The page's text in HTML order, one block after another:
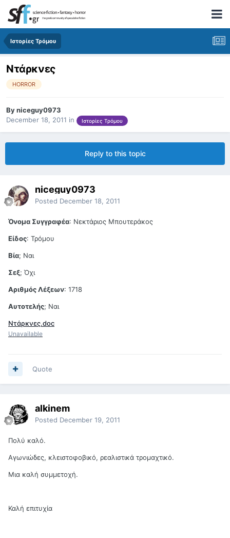
Ιστορίες Τρόμου
Ντάρκνες
HORROR
Byniceguy0973
December 18, 2011 in Ιστορίες Τρόμου
Reply to this topic
niceguy0973
Posted December 18, 2011
Όνομα Συγγραφέα: Νεκτάριος Μπουτεράκος
Είδος: Τρόμου
Βία; Ναι
Σεξ; Όχι
Αριθμός Λέξεων: 1718
Αυτοτελής; Ναι
Ντάρκνες.doc
Unavailable
Quote
alkinem
Posted December 19, 2011
Πολύ καλό.
Αγωνιώδες, κλειστοφοβικό, ρεαλιστικά τρομαχτικό.
Μια καλή συμμετοχή.
Καλή επιτυχία